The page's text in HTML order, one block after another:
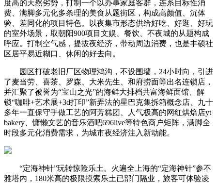
度高的天然劣势，打制一个以办事家庭客群，连系目标性消
费、满脚多元化多条理的美食从题街区，构成高颜值、沉体
验、差同化的项目特色。以夜集市形态供给好吃、好逛、好玩
的室外场景，取朝阳900项目文娱、餐饮、不夜城的从题构成
呼应。打制空气感，提拔夜经济，带动周边消费，也是丰硕社
区居平易近糊口、休闲的好去向。
园区打破老旧厂区物理鸿沟，不设围墙，24小时向，引进
了麦当劳、喜茶、罗森、大米先生、和府捞面等出名连锁店，
并汇聚了被誉为“宝山之光”的海鲜大排档共富海鲜面馆、解
锁“咖啡+艺术展+3d打印”新弄法的星巴克集拆箱概念店、九十
多年一直保守手做工艺的阿芳糕团、人气极高的网红烘焙店yt
bakery、慵懒文艺的音乐酒吧696live等特色商户矩阵，满脚全
时段多元化消费需求，为城市夜经济注入新动能。
“定海神针”玩转惊险乐土。火遍全上海的“定海神针”参不
雅塔内，180米高的极限摸索乐土已部门隔业，旅客可体验凌